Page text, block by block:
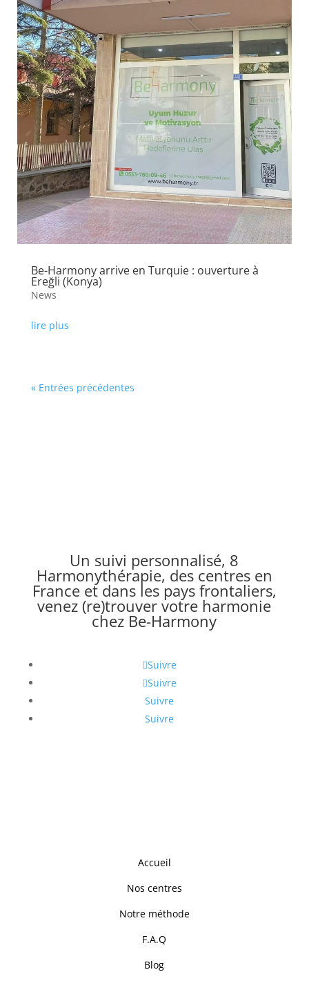
Be-Harmony arrive en Turquie : ouverture à
Ereğli (Konya)
News
lire plus
« Entrées précédentes
Un suivi personnalisé, 8
Harmonythérapie, des centres en
France et dans les pays frontaliers,
venez (re)trouver votre harmonie
chez Be-Harmony
Suivre
Suivre
Suivre
Suivre
Accueil
Nos centres
Notre méthode
F.A.Q
Blog